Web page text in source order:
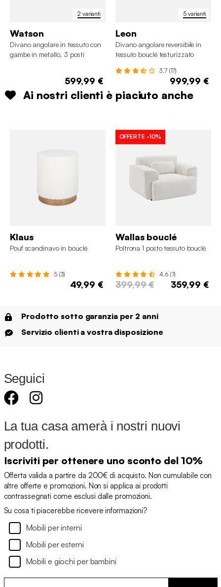
2 varianti
Watson
Divano angolare in tessuto con
gambe in metallo, 3 posti
599,99 €
5 varianti
Leon
Divano angolare reversibile in
tessuto bouclé testurizzato
3.7 (17)
999,99 €
Ai nostri clienti è piaciuto anche
Klaus
Pouf scandinavo in bouclé
5 (3)
49,99 €
OFFERTE -10%
Wallas bouclé
Poltrona 1 posto tessuto bouclé
4.6 (7)
399,99 € 359,99 €
Prodotto sotto garanzia per 2 anni
Servizio clienti a vostra disposizione
Seguici
La tua casa amerà i nostri nuovi
prodotti.
Iscriviti per ottenere uno sconto del 10%
Offerta valida a partire da 200€ di acquisto. Non cumulabile con
altre offerte e promozioni. Non si applica ai prodotti
contrassegnati come esclusi dalle promozioni.
Su cosa ti piacerebbe ricevere informazioni?
Mobili per interni
Mobili per esterni
Mobili e giochi per bambini